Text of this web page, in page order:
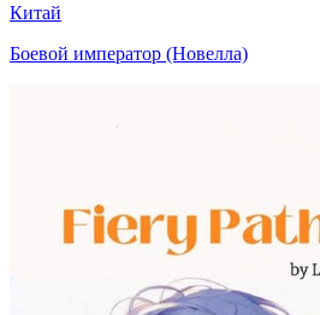
Китай
Боевой император (Новелла)